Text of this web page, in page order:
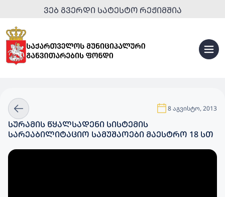
ᲕᲔᲑ ᲒᲕᲔᲠᲓᲘ ᲡᲐᲢᲔᲡᲢᲝ ᲠᲔᲟᲘᲛᲨᲘᲐ
8 აგვისტო, 2013
ᲡᲣᲠᲐᲛᲘᲡ ᲬᲧᲐᲚᲡᲐᲓᲔᲜᲘ ᲡᲘᲡᲢᲔᲛᲘᲡ
ᲡᲐᲠᲔᲐᲑᲘᲚᲘᲢᲐᲪᲘᲝ ᲡᲐᲛᲣᲨᲐᲝᲔᲑᲘ ᲛᲐᲔᲡᲢᲠᲝ 18 ᲡᲗ